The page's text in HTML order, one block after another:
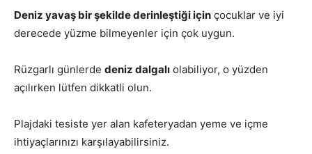
Deniz yavaş bir şekilde derinleştiği için çocuklar ve iyi
derecede yüzme bilmeyenler için çok uygun.
Rüzgarlı günlerde deniz dalgalı olabiliyor, o yüzden
açılırken lütfen dikkatli olun.
Plajdaki tesiste yer alan kafeteryadan yeme ve içme
ihtiyaçlarınızı karşılayabilirsiniz.